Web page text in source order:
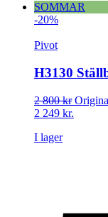
SOMMAR
-20%
Pivot
H3130
2 800kr
2 249 kr.
I lager